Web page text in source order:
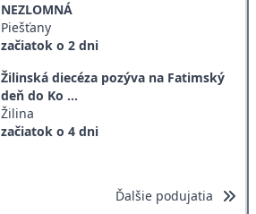
NEZLOMNÁ
Piešťany
začiatok o 2 dni
Žilinská diecéza pozýva na Fatimský
deň do Ko ...
Žilina
začiatok o 4 dni
Ďalšie podujatia